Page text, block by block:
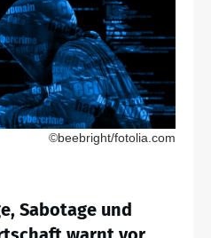
©beebright/fotolia.com
Sabotage und